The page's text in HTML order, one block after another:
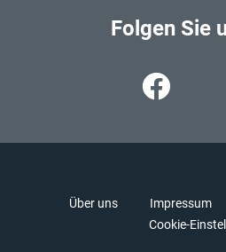
Folgen Sie
Über uns Impressum
Cookie-